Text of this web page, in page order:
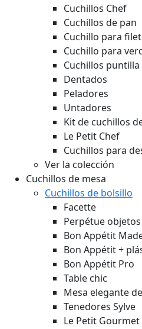
Cuchillos Chef
Cuchillos de pan
Cuchillo para
Cuchillo para
Cuchillos puntilla
Dentados
Peladores
Untadores
Kit de cuchillos
Le Petit Chef
Cuchillos para
Ver la colección
Cuchillos de mesa
Cuchillos de bolsillo
Facette
Perpétue
Bon Appétit
Bon Appétit +
Bon Appétit Pro
Table chic
Mesa elegante
Tenedores Sylve
Le Petit Gourmet